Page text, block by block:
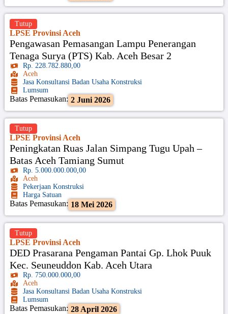
LPSE Provinsi Aceh
Pengawasan Pemasangan Lampu Penerangan
Tenaga Surya (PTS) Kab. Aceh Besar 2
Rp. 228.782.880,00
Aceh
Jasa Konsultansi Badan Usaha Konstruksi
Lumsum
Batas Pemasukan: 2 Juni 2026
Tutup
LPSE Provinsi Aceh
Peningkatan Ruas Jalan Simpang Tugu Upah –
Batas Aceh Tamiang Sumut
Rp. 5.000.000.000,00
Aceh
Pekerjaan Konstruksi
Harga Satuan
Batas Pemasukan: 18 Mei 2026
Tutup
LPSE Provinsi Aceh
DED Prasarana Pengaman Pantai Gp. Lhok Puuk
Kec. Seuneuddon Kab. Aceh Utara
Rp. 750.000.000,00
Aceh
Jasa Konsultansi Badan Usaha Konstruksi
Lumsum
Batas Pemasukan: 28 April 2026
Tutup